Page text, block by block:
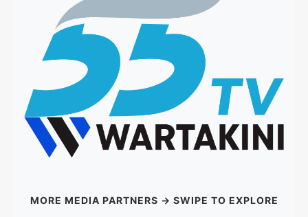
MORE MEDIA PARTNERS → SWIPE TO EXPLORE